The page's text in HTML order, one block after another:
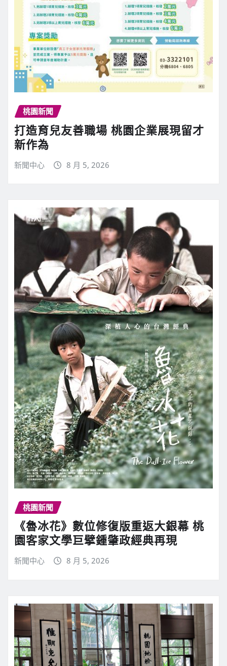
桃園新聞
打造育兒友善職場 桃園企業展現留才
新作為
新聞中心 8 月 5, 2026
桃園新聞
《魯冰花》數位修復版重返大銀幕 桃
園客家文學巨擘鍾肇政經典再現
新聞中心 8 月 5, 2026